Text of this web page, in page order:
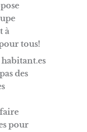
à
tous!
des
pour